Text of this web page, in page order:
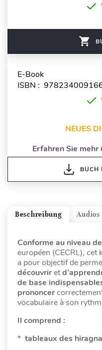
E-Book
ISBN :
NEUES
Erfahren Sie
BUCH
Audios
Beschreibung
Conforme au niveau
européen (CECRL), cet
a pour objectif de
découvriret
de base
prononcer
vocabulaire à son
Il comprend :
* tableaux des